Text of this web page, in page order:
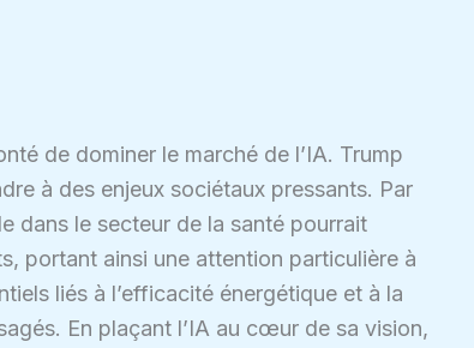
de dominer le marché de l’IA. Trump
à des enjeux sociétaux pressants. Par
dans le secteur de la santé pourrait
portant ainsi une attention particulière à
liés à l’efficacité énergétique et à la
En plaçant l’IA au cœur de sa vision,